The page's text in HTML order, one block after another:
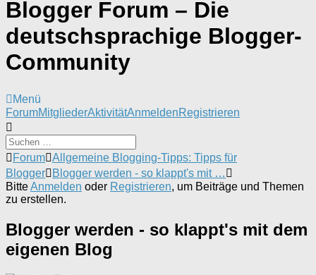
Blogger Forum – Die
deutschsprachige Blogger-
Community
Menü
Forum-
Navigation
ForumMitgliederAktivitätAnmeldenRegistrieren
Forum-
Breadcrumbs
-
Du
bist
Forum Allgemeine Blogging-Tipps: Tipps für
Blogger
Blogger werden - so klappt's mit …
BitteAnmelden oder Registrieren, um Beiträge und Themen
zu erstellen.
Blogger werden - so klappt's mit dem
eigenen Blog